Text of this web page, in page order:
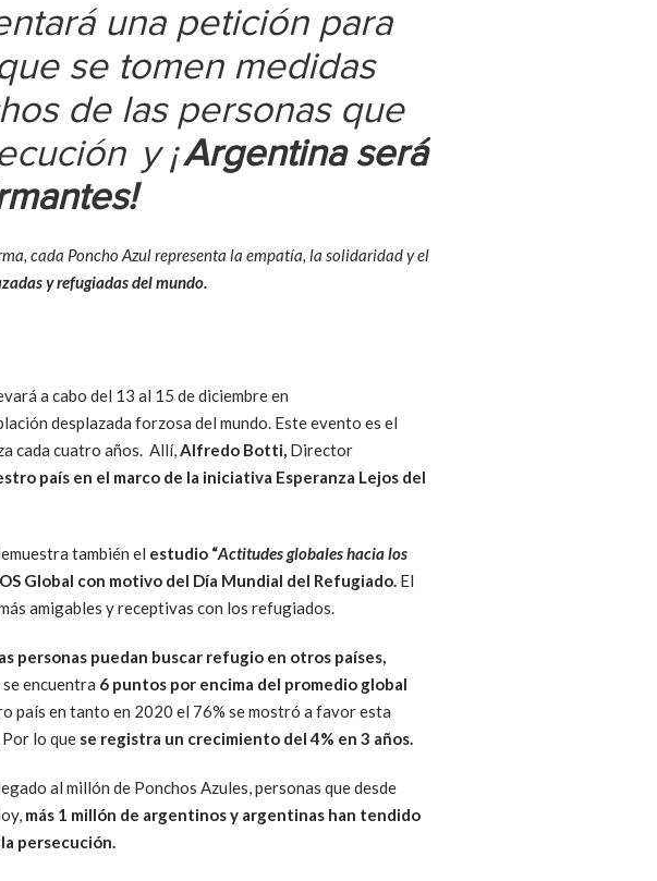
una petición para
se tomen medidas
de las personas que
y ¡Argentina será
cada Poncho Azul representa la empatía, la solidaridad y el
y refugiadas del mundo.
a cabo del 13 al 15 de diciembre en
desplazada forzosa del mundo. Este evento es el
cada cuatro años. Allí,Alfredo Botti, Director
país en el marco de la iniciativa Esperanza Lejos del
también el estudio “Actitudes globales hacia los
Global con motivo del Día Mundial del Refugiado. El
amigables y receptivas con los refugiados.
personas puedan buscar refugio en otros países,
encuentra 6 puntos por encima del promedio global
país en tanto en 2020 el 76% se mostró a favor esta
lo que se registra un crecimiento del 4% en 3 años.
al millón de Ponchos Azules, personas que desde
más 1 millón de argentinos y argentinas han tendido
persecución.